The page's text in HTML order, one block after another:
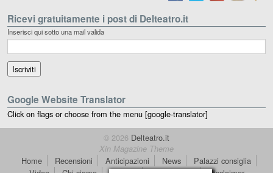
Ricevi gratuitamente i post di Delteatro.it
Inserisci qui sotto una mail valida
Google Website Translator
Click on flags or choose from the menu [google-translator]
© 2026 Delteatro.it
Xin Magazine Theme
Home Recensioni Anticipazioni News
Palazzi consiglia